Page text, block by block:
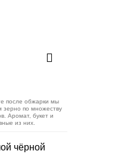
после обжарки мы
зерно по множеству
Аромат, букет и
из них.
чёрной